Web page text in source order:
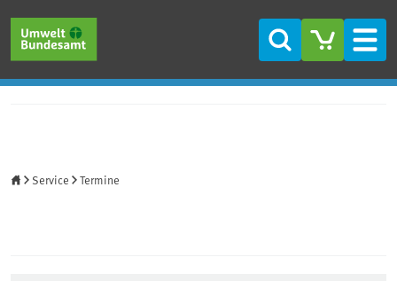
Suche
Service Termine